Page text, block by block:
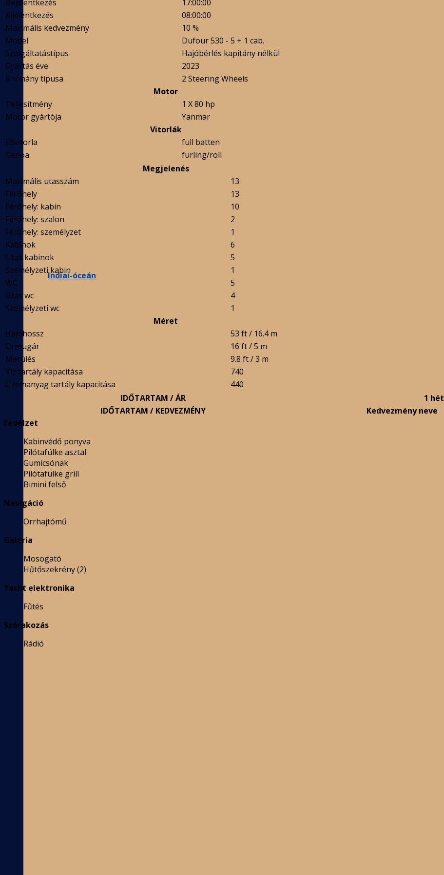
Indiai-óceán
Bejelentkezés
17:00:00
Kijelentkezés
08:00:00
Maximális kedvezmény
10 %
Model
Dufour 530 - 5 + 1 cab.
Szolgáltatástípus
Hajóbérlés kapitány nélkül
Gyártás éve
2023
Kormány típusa
2 Steering Wheels
Motor
Teljesítmény
1 X 80 hp
Motor gyártója
Yanmar
Vitorlák
Fővitorla
full batten
Genoa
furling/roll
Megjelenés
Maximális utasszám
13
Férőhely
13
Férőhely: kabin
10
Férőhely: szalon
2
Férőhely: személyzet
1
Kabinok
6
Utas kabinok
5
Személyzeti kabin
1
WC
5
Utas wc
4
Személyzeti wc
1
Méret
Hajóhossz
53 ft / 16.4 m
Orrsugár
16 ft / 5 m
Merülés
9.8 ft / 3 m
Víz tartály kapacitása
740
Üzemanyag tartály kapacitása
440
IDŐTARTAM / ÁR
1 hét
IDŐTARTAM / KEDVEZMÉNY
Kedvezmény neve
Fedélzet
Kabinvédő ponyva
Pilótafülke asztal
Gumicsónak
Pilótafülke grill
Bimini felső
Navigáció
Orrhajtómű
Galéria
Mosogató
Hűtőszekrény (2)
Yacht elektronika
Fűtés
Szórakozás
Rádió